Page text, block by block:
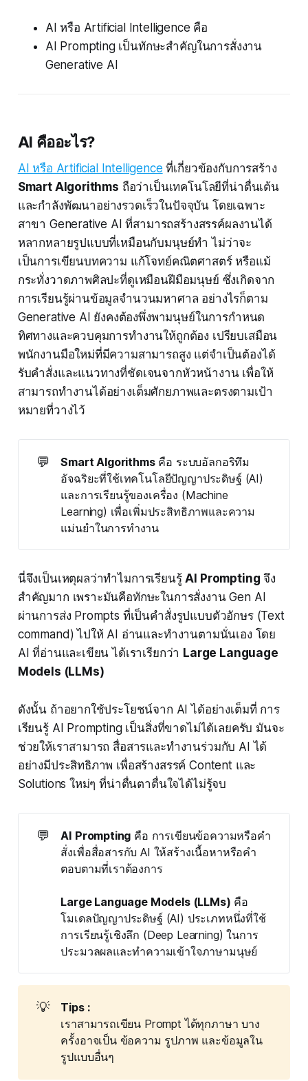
AI หรือ Artificial Intelligence คือ
AI Prompting เป็นทักษะสำคัญในการสั่งงาน
Generative AI
AI คืออะไร?
AI หรือ Artificial Intelligence ที่เกี่ยวข้องกับการสร้าง
Smart Algorithms ถือว่าเป็นเทคโนโลยีที่น่าตื่นเต้น
และกำลังพัฒนาอย่างรวดเร็วในปัจจุบัน โดยเฉพาะ
สาขา Generative AI ที่สามารถสร้างสรรค์ผลงานได้
หลากหลายรูปแบบที่เหมือนกับมนุษย์ทำ ไม่ว่าจะ
เป็นการเขียนบทความ แก้โจทย์คณิตศาสตร์ หรือแม้
กระทั่งวาดภาพศิลปะที่ดูเหมือนฝีมือมนุษย์ ซึ่งเกิดจาก
การเรียนรู้ผ่านข้อมูลจำนวนมหาศาล อย่างไรก็ตาม
Generative AI ยังคงต้องพึ่งพามนุษย์ในการกำหนด
ทิศทางและควบคุมการทำงานให้ถูกต้อง เปรียบเสมือน
พนักงานมือใหม่ที่มีความสามารถสูง แต่จำเป็นต้องได้
รับคำสั่งและแนวทางที่ชัดเจนจากหัวหน้างาน เพื่อให้
สามารถทำงานได้อย่างเต็มศักยภาพและตรงตามเป้า
หมายที่วางไว้
💬 Smart Algorithmsคือ ระบบอัลกอริทึม
อัจฉริยะที่ใช้เทคโนโลยีปัญญาประดิษฐ์ (AI)
และการเรียนรู้ของเครื่อง (Machine
Learning) เพื่อเพิ่มประสิทธิภาพและความ
แม่นยำในการทำงาน
นี่จึงเป็นเหตุผลว่าทำไมการเรียนรู้AI Prompting จึง
สำคัญมาก เพราะมันคือทักษะในการสั่งงาน Gen AI
ผ่านการส่ง Prompts ที่เป็นคำสั่งรูปแบบตัวอักษร (Text
command) ไปให้ AI อ่านและทำงานตามนั่นเอง โดย
AI ที่อ่านและเขียน ได้เราเรียกว่า Large Language
Models (LLMs)
ดังนั้น ถ้าอยากใช้ประโยชน์จาก AI ได้อย่างเต็มที่ การ
เรียนรู้ AI Prompting เป็นสิ่งที่ขาดไม่ได้เลยครับ มันจะ
ช่วยให้เราสามารถ สื่อสารและทำงานร่วมกับ AI ได้
อย่างมีประสิทธิภาพ เพื่อสร้างสรรค์ Content และ
Solutions ใหม่ๆ ที่น่าตื่นตาตื่นใจได้ไม่รู้จบ
💬 AI Prompting คือ การเขียนข้อความหรือคำ
สั่งเพื่อสื่อสารกับ AI ให้สร้างเนื้อหาหรือคำ
ตอบตามที่เราต้องการ
Large Language Models (LLMs) คือ
โมเดลปัญญาประดิษฐ์ (AI) ประเภทหนึ่งที่ใช้
การเรียนรู้เชิงลึก (Deep Learning) ในการ
ประมวลผลและทําความเข้าใจภาษามนุษย์
💡
Tips :
เราสามารถเขียน Prompt ได้ทุกภาษา บาง
ครั้งอาจเป็น ข้อความ รูปภาพ และข้อมูลใน
รูปแบบอื่นๆ